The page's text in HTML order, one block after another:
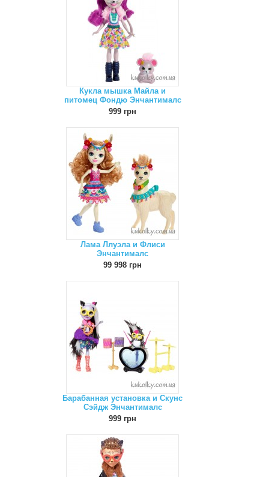
Кукла мышка Майла и
питомец Фондю Энчантималс
999 грн
Лама Ллуэла и Флиси
Энчантималс
99 998 грн
Барабанная установка и Скунс
Сэйдж Энчантималс
999 грн